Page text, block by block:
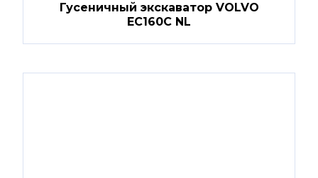
Гусеничный экскаватор VOLVO
EC160C NL